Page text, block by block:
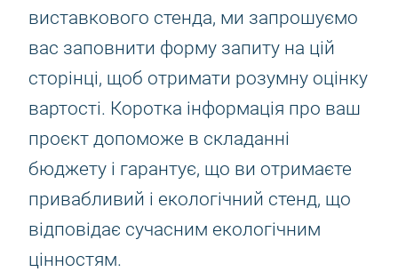
виставкового стенда, ми запрошуємо
вас заповнити форму запиту на цій
сторінці, щоб отримати розумну оцінку
вартості. Коротка інформація про ваш
проєкт допоможе в складанні
бюджету і гарантує, що ви отримаєте
привабливий і екологічний стенд, що
відповідає сучасним екологічним
цінностям.